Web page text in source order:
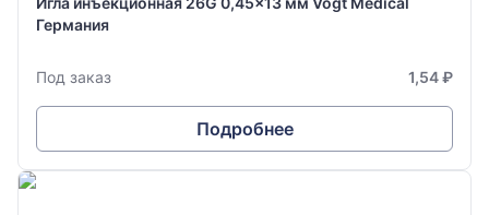
Германия
Под заказ 1,54 ₽
Подробнее